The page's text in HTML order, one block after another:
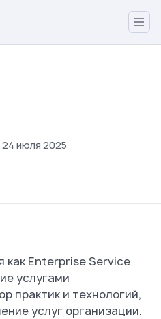
24 июля 2025
как Enterprise Service
услугами
практик и технологий,
услуг организации.